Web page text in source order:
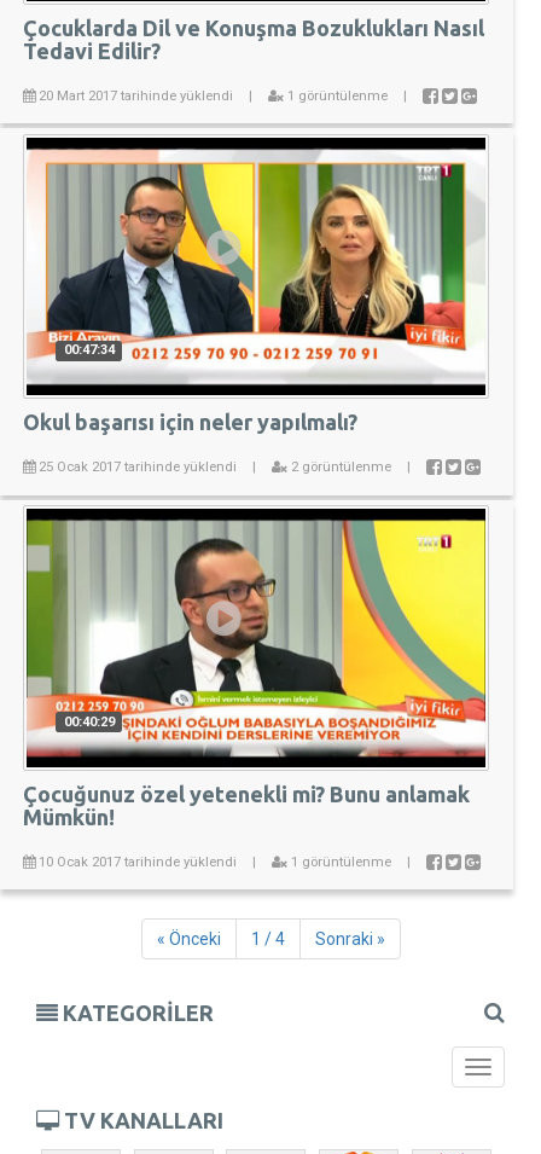
Çocuklarda Dil ve Konuşma Bozuklukları Nasıl
Tedavi Edilir?
20 Mart 2017 tarihinde yüklendi | 1 görüntülenme |
00:47:34
Okul başarısı için neler yapılmalı?
25 Ocak 2017 tarihinde yüklendi 2 görüntülenme
00:40:29
Çocuğunuz özel yetenekli mi? Bunu anlamak
Mümkün!
10 Ocak 2017 tarihinde yüklendi | 1 görüntülenme |
« Önceki 1 / 4 Sonraki »
KATEGORİLER
Toggle
TV KANALLARI